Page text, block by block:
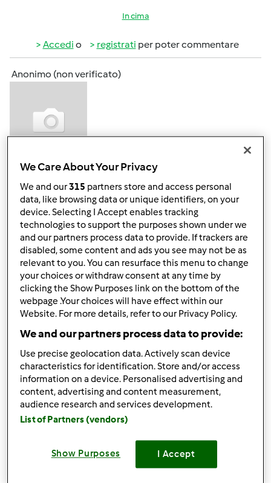
In cima
Accedi o registrati per poter commentare
Anonimo (non verificato)
BENVENUTA!!!!!!! Anche io e il mio raptor siamo solo due
(lui mangia per 1 e mezzo quando va bene.....) ma senza il
bimby non si può proprio più stare... come ti arriva e lo
usi... è finita!!!!! Mai più senza... dà dipendenza!!!!!! Un
abbraccio
In cima
Accedio registratiper poter commentare
simona.valter@tele2.itwrote:
We Care About Your Privacy
We and our315 partners store and access personal
data, like browsing data or unique identifiers, on your
device. Selecting I Accept enables tracking
technologies to support the purposes shown under we
and our partners process data to provide. If trackers are
disabled, some content and ads you see may not be as
relevant to you. You can resurface this menu to change
your choices or withdraw consent at any time by
clicking the Show Purposes link on the bottom of the
webpage .Your choices will have effect within our
Website. For more details, refer to our Privacy Policy.
We and our partners process data to provide:
Use precise geolocation data. Actively scan device
characteristics for identification. Store and/or access
information on a device. Personalised advertising and
content, advertising and content measurement,
audience research and services development.
List of Partners (vendors)
Show Purposes I Accept